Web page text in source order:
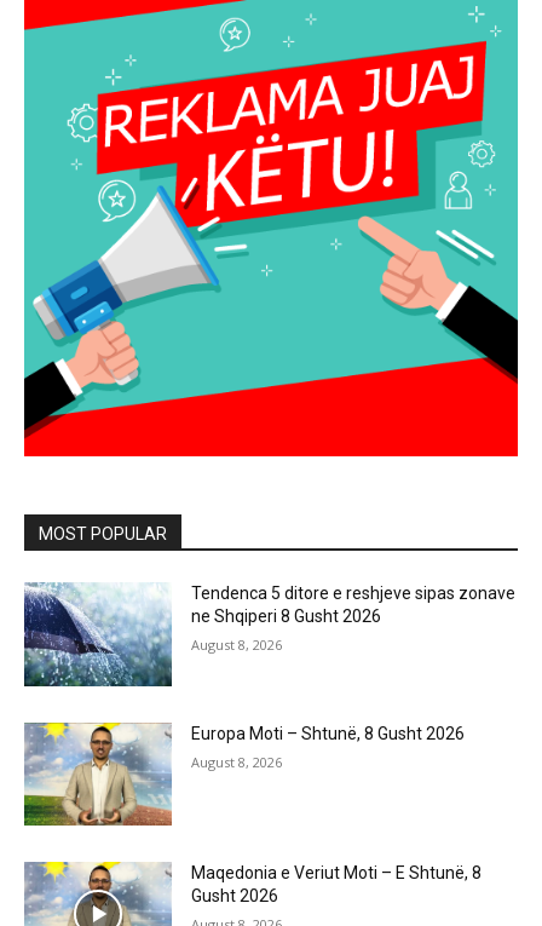
MOST POPULAR
Tendenca 5 ditore e reshjeve sipas zonave
ne Shqiperi 8 Gusht 2026
August 8, 2026
Europa Moti – Shtunë, 8 Gusht 2026
August 8, 2026
Maqedonia e Veriut Moti – E Shtunë, 8
Gusht 2026